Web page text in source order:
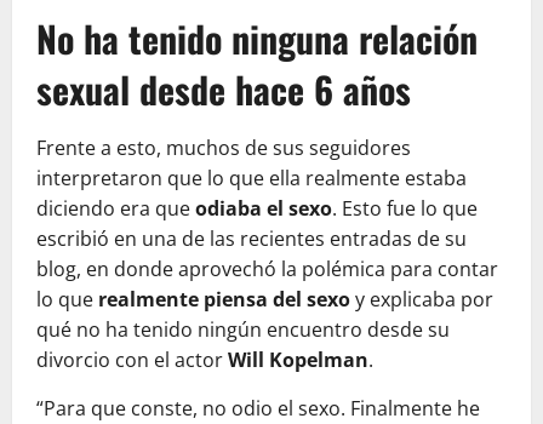
No ha tenido ninguna relación
sexual desde hace 6 años
Frente a esto, muchos de sus seguidores
interpretaron que lo que ella realmente estaba
diciendo era queodiaba el sexo. Esto fue lo que
escribió en una de las recientes entradas de su
blog, en donde aprovechó la polémica para contar
lo que realmente piensa del sexoy explicaba por
qué no ha tenido ningún encuentro desde su
divorcio con el actorWill Kopelman.
“Para que conste, no odio el sexo. Finalmente he